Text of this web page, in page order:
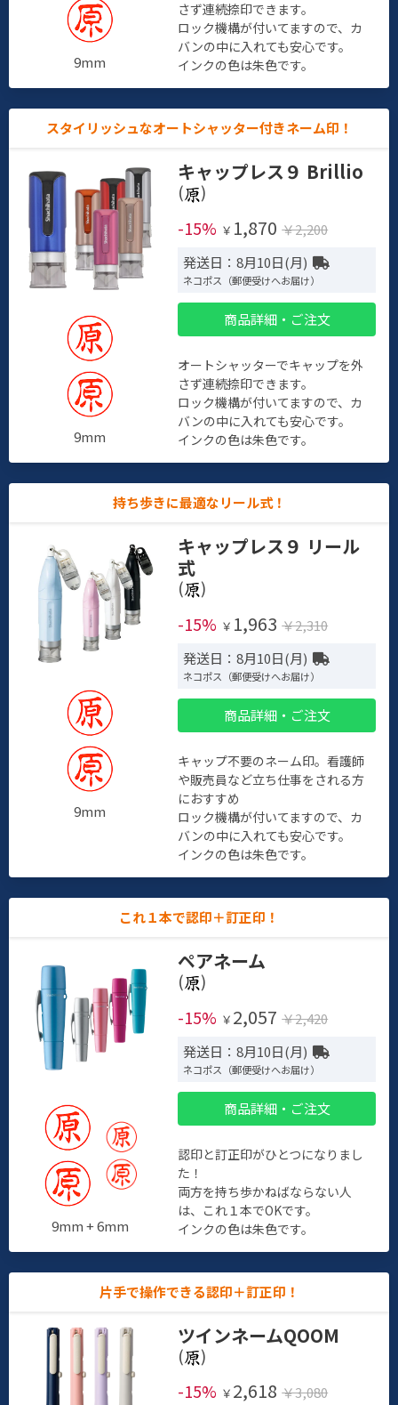
9mm
さず連続捺印できます。
ロック機構が付いてますので、カ
バンの中に入れても安心です。
インクの色は朱色です。
スタイリッシュなオートシャッター付きネーム印！
9mm
キャップレス９ Brillio
(
)
-15% ￥ 1,870 ￥2,200
発送日：8月10日(月)
ネコポス（郵便受けへお届け）
商品詳細・ご注文
オートシャッターでキャップを外
さず連続捺印できます。
ロック機構が付いてますので、カ
バンの中に入れても安心です。
インクの色は朱色です。
持ち歩きに最適なリール式！
9mm
キャップレス９ リール
式
(
)
-15% ￥ 1,963 ￥2,310
発送日：8月10日(月)
ネコポス（郵便受けへお届け）
商品詳細・ご注文
キャップ不要のネーム印。看護師
や販売員など立ち仕事をされる方
におすすめ
ロック機構が付いてますので、カ
バンの中に入れても安心です。
インクの色は朱色です。
これ１本で認印＋訂正印！
9mm + 6mm
ペアネーム
(
)
-15% ￥ 2,057 ￥2,420
発送日：8月10日(月)
ネコポス（郵便受けへお届け）
商品詳細・ご注文
認印と訂正印がひとつになりまし
た！
両方を持ち歩かねばならない人
は、これ１本でOKです。
インクの色は朱色です。
片手で操作できる認印＋訂正印！
ツインネームQOOM
(
)
-15% ￥ 2,618 ￥3,080